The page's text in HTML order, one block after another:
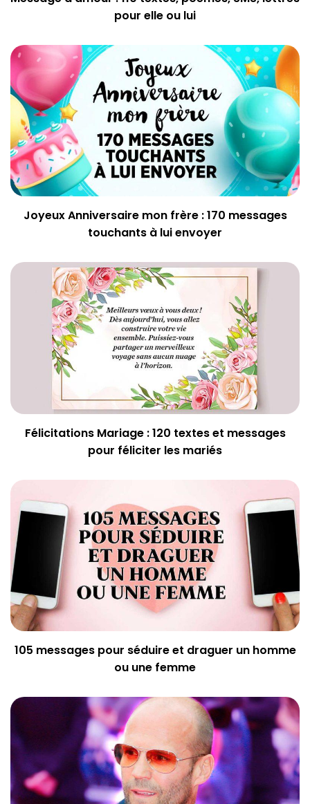
pour elle ou lui
Joyeux Anniversaire mon frère : 170 messages
touchants à lui envoyer
Félicitations Mariage : 120 textes et messages
pour féliciter les mariés
105 messages pour séduire et draguer un homme
ou une femme